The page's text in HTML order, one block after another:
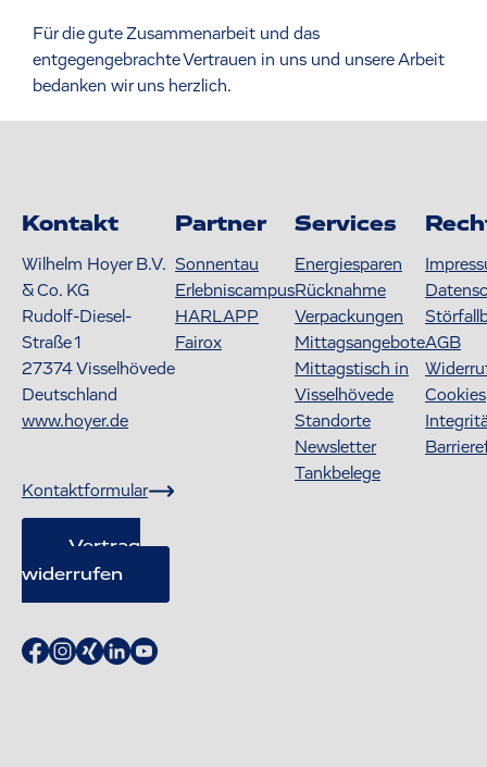
Für die gute Zusammenarbeit und das
entgegengebrachte Vertrauen in uns und unsere Arbeit
bedanken wir uns herzlich.
Kontakt
Wilhelm Hoyer B.V.
& Co. KG
Rudolf-Diesel-
Straße 1
27374Visselhövede
Deutschland
www.hoyer.de
Kontaktformular
Vertrag
widerrufen
Partner
Sonnentau
Erlebniscampus
HARLAPP
Fairox
Services
Energiesparen
Rücknahme
Verpackungen
Mittagsangebote
Mittagstisch in
Visselhövede
Standorte
Newsletter
Tankbelege
AGB
Cookies